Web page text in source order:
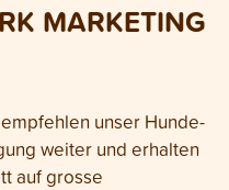
MARKETING
unser Hunde-
weiter und erhalten
auf grosse